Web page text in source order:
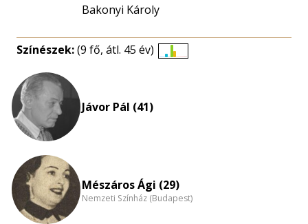
Bakonyi Károly
Színészek:(9 fő, átl. 45 év)
Jávor Pál (41)
Mészáros Ági (29)
Nemzeti Színház (Budapest)